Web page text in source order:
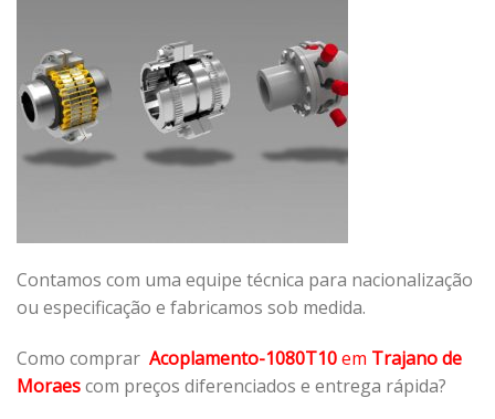
Contamos com uma equipe técnica para nacionalização
ou especificação e fabricamos sob medida.
Como comprar Acoplamento-1080T10em Trajano de
Moraescom preços diferenciados e entrega rápida?